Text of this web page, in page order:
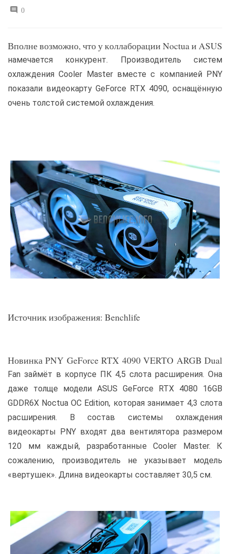
ИНТЕРНЕТ И СВЯЗЬ
0
Вполне возможно, что у коллаборации Noctua и ASUS
намечается конкурент. Производитель систем
охлаждения Cooler Master вместе с компанией PNY
показали видеокарту GeForce RTX 4090, оснащённую
очень толстой системой охлаждения.
Источник изображения: Benchlife
Новинка PNY GeForce RTX 4090 VERTO ARGB Dual
Fan займёт в корпусе ПК 4,5 слота расширения. Она
даже толще модели ASUS GeForce RTX 4080 16GB
GDDR6X Noctua OC Edition, которая занимает 4,3 слота
расширения. В состав системы охлаждения
видеокарты PNY входят два вентилятора размером
120 мм каждый, разработанные Cooler Master. К
сожалению, производитель не указывает модель
«вертушек». Длина видеокарты составляет 30,5 см.